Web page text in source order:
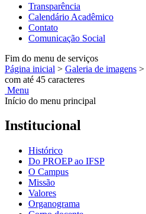
Transparência
Calendário Acadêmico
Contato
Comunicação Social
Fim do menu de serviços
Página inicial > Galeria de imagens >
com até 45 caracteres
Menu
Início do menu principal
Institucional
Histórico
Do PROEP ao IFSP
O Campus
Missão
Valores
Organograma